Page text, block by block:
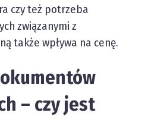
czy też potrzeba
związanymi z
także wpływa na cenę.
– czy jest